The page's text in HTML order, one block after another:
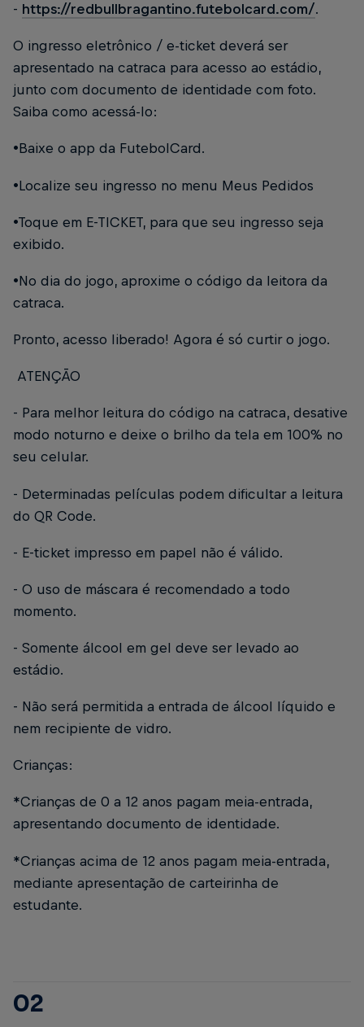
- https://redbullbragantino.futebolcard.com/.
O ingresso eletrônico / e-ticket deverá ser
apresentado na catraca para acesso ao estádio,
junto com documento de identidade com foto.
Saiba como acessá-lo:
•Baixe o app da FutebolCard.
•Localize seu ingresso no menu Meus Pedidos
•Toque em E-TICKET, para que seu ingresso seja
exibido.
•No dia do jogo, aproxime o código da leitora da
catraca.
Pronto, acesso liberado! Agora é só curtir o jogo.
ATENÇÃO
- Para melhor leitura do código na catraca, desative
modo noturno e deixe o brilho da tela em 100% no
seu celular.
- Determinadas películas podem dificultar a leitura
do QR Code.
- E-ticket impresso em papel não é válido.
- O uso de máscara é recomendado a todo
momento.
- Somente álcool em gel deve ser levado ao
estádio.
- Não será permitida a entrada de álcool líquido e
nem recipiente de vidro.
Crianças:
*Crianças de 0 a 12 anos pagam meia-entrada,
apresentando documento de identidade.
*Crianças acima de 12 anos pagam meia-entrada,
mediante apresentação de carteirinha de
estudante.
02